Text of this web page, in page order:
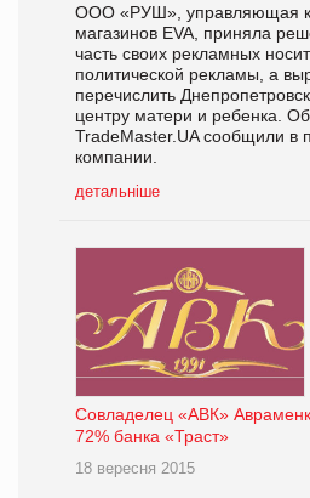
ООО «РУШ», управляющая
магазинов EVA, приняла
часть своих рекламных
политической рекламы, а
перечислить
центру матери и ребенка.
TradeMaster.UA сообщили в
компании.
детальніше
Совладелец «АВК»
72% банка «Траст»
18 вересня 2015